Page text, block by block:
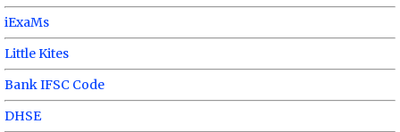
iExaMs
Little Kites
Bank IFSC Code
DHSE